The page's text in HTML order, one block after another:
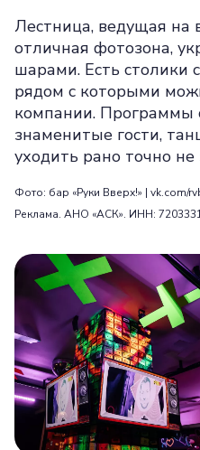
Лестница, ведущая на
отличная фотозона,
шарами. Есть столики
рядом с которыми
компании. Программы
знаменитые гости,
уходить рано точно не
Фото: бар «Руки Вверх!» | vk.com/
Реклама. АНО «АСК». ИНН: